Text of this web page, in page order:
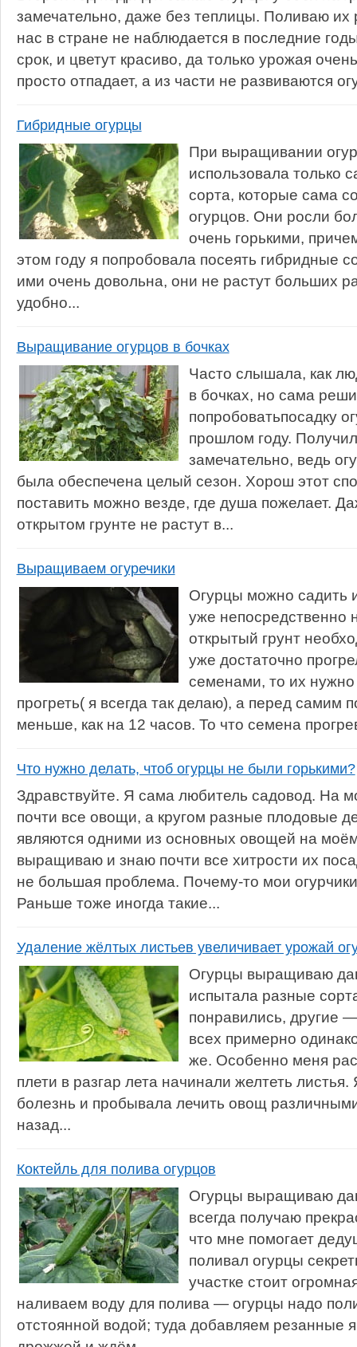
замечательно, даже без теплицы. Поливаю их
нас в стране не наблюдается в последние
срок, и цветут красиво, да только урожая
просто отпадает, а из части не развиваются
Гибридные огурцы
При выращивании
использовала только
сорта, которые сама
огурцов. Они росли
очень горькими,
этом году я попробовала посеять гибридные
ими очень довольна, они не растут больших
удобно...
Выращивание огурцов в бочках
Часто слышала, как
в бочках, но сама
попробоватьпосадку
прошлом году.
замечательно, ведь
была обеспечена целый сезон. Хорош этот
поставить можно везде, где душа пожелает.
открытом грунте не растут в...
Выращиваем огуречики
Огурцы можно садить
уже непосредственно
открытый грунт
уже достаточно
семенами, то их
прогреть( я всегда так делаю), а перед самим
меньше, как на 12 часов. То что семена
Что нужно делать, чтоб огурцы не были горькими?
Здравствуйте. Я сама любитель садовод. На
почти все овощи, а кругом разные плодовые
являются одними из основных овощей на
выращиваю и знаю почти все хитрости их
не большая проблема. Почему-то мои
Раньше тоже иногда такие...
Удаление жёлтых листьев увеличивает урожай
Огурцы выращиваю
испытала разные
понравились, другие
всех примерно
же. Особенно меня
плети в разгар лета начинали желтеть
болезнь и пробывала лечить овощ
назад...
Коктейль для полива огурцов
Огурцы выращиваю
всегда получаю
что мне помогает
поливал огурцы
участке стоит
наливаем воду для полива — огурцы надо
отстоянной водой; туда добавляем резанные